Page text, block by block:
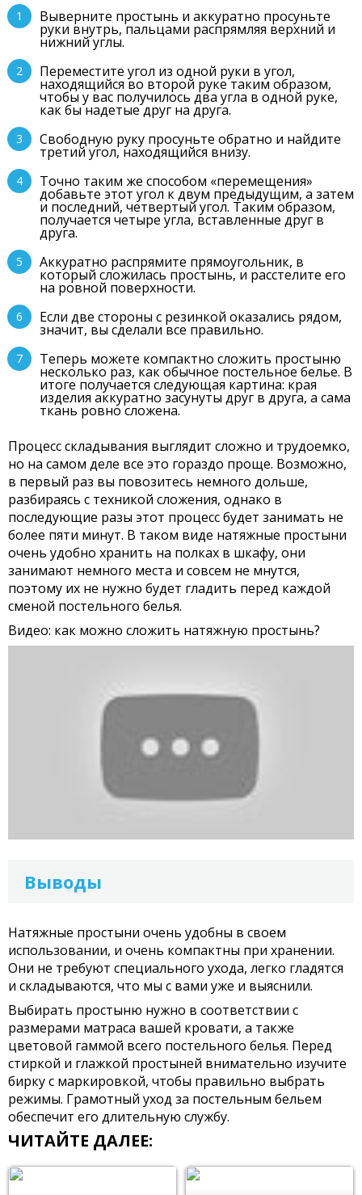
Выверните простынь и аккуратно просуньте
руки внутрь, пальцами распрямляя верхний и
нижний углы.
Переместите угол из одной руки в угол,
находящийся во второй руке таким образом,
чтобы у вас получилось два угла в одной руке,
как бы надетые друг на друга.
Свободную руку просуньте обратно и найдите
третий угол, находящийся внизу.
Точно таким же способом «перемещения»
добавьте этот угол к двум предыдущим, а затем
и последний, четвертый угол. Таким образом,
получается четыре угла, вставленные друг в
друга.
Аккуратно распрямите прямоугольник, в
который сложилась простынь, и расстелите его
на ровной поверхности.
Если две стороны с резинкой оказались рядом,
значит, вы сделали все правильно.
Теперь можете компактно сложить простыню
несколько раз, как обычное постельное белье. В
итоге получается следующая картина: края
изделия аккуратно засунуты друг в друга, а сама
ткань ровно сложена.
Процесс складывания выглядит сложно и трудоемко,
но на самом деле все это гораздо проще. Возможно,
в первый раз вы повозитесь немного дольше,
разбираясь с техникой сложения, однако в
последующие разы этот процесс будет занимать не
более пяти минут. В таком виде натяжные простыни
очень удобно хранить на полках в шкафу, они
занимают немного места и совсем не мнутся,
поэтому их не нужно будет гладить перед каждой
сменой постельного белья.
Видео: как можно сложить натяжную простынь?
Выводы
Натяжные простыни очень удобны в своем
использовании, и очень компактны при хранении.
Они не требуют специального ухода, легко гладятся
и складываются, что мы с вами уже и выяснили.
Выбирать простыню нужно в соответствии с
размерами матраса вашей кровати, а также
цветовой гаммой всего постельного белья. Перед
стиркой и глажкой простыней внимательно изучите
бирку с маркировкой, чтобы правильно выбрать
режимы. Грамотный уход за постельным бельем
обеспечит его длительную службу.
ЧИТАЙТЕ ДАЛЕЕ: